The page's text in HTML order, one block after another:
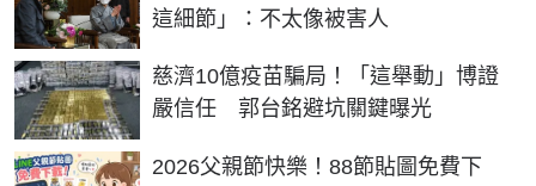
這細節」：不太像被害人
慈濟10億疫苗騙局！「這舉動」博證
嚴信任 郭台銘避坑關鍵曝光
2026父親節快樂！88節貼圖免費下